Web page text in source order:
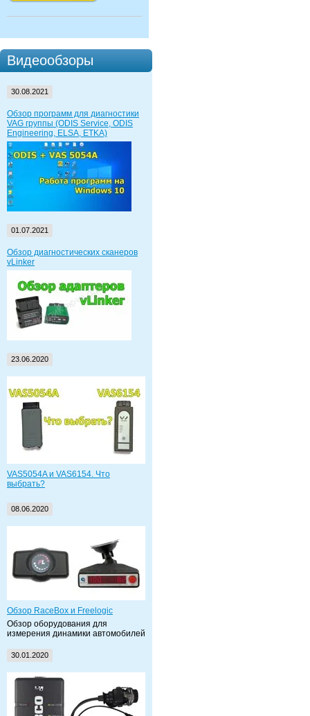
Видеообзоры
30.08.2021
Обзор программ для диагностики
VAG группы (ODIS Service, ODIS
Engineering, ELSA, ETKA)
01.07.2021
Обзор диагностических сканеров
vLinker
23.06.2020
VAS5054A и VAS6154. Что
выбрать?
08.06.2020
Обзор RaceBox и Freelogic
Обзор оборудования для
измерения динамики автомобилей
30.01.2020